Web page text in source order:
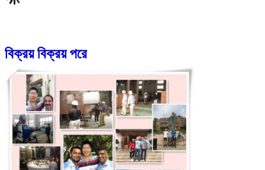
বিক্রয় বিক্রয় পরে